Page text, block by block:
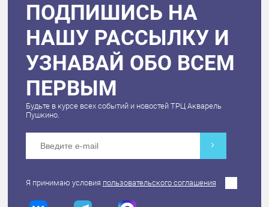
ПОДПИШИСЬ НА
НАШУ РАССЫЛКУ И
УЗНАВАЙ ОБО ВСЕМ
ПЕРВЫМ
Будьте в курсе всех событий и новостей ТРЦ Акварель
Пушкино.
Я принимаю условия пользовательского соглашения